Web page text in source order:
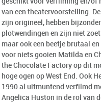
van een theatervoorstelling.
zijn origineel, hebben
plotwendingen en zijn niet
maar ook een beetje brutaal
voor niets gooien Matilda en
the Chocolate Factory op dit
hoge ogen op West End. Ook
1990 al uitmuntend verfilmd
Angelica Huston in de rol van